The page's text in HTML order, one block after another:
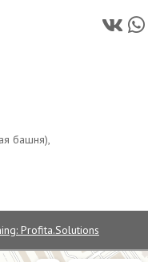
башня),
Profita.Solutions